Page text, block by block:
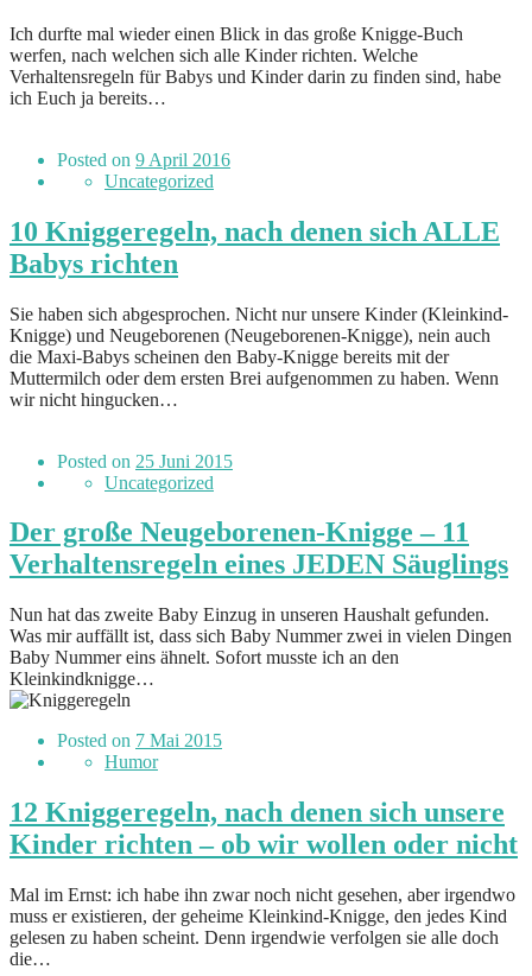
Ich durfte mal wieder einen Blick in das große Knigge-Buch
werfen, nach welchen sich alle Kinder richten. Welche
Verhaltensregeln für Babys und Kinder darin zu finden sind, habe
ich Euch ja bereits…
Posted on 9 April 2016
Uncategorized
10 Kniggeregeln, nach denen sich ALLE
Babys richten
Sie haben sich abgesprochen. Nicht nur unsere Kinder (Kleinkind-
Knigge) und Neugeborenen (Neugeborenen-Knigge), nein auch
die Maxi-Babys scheinen den Baby-Knigge bereits mit der
Muttermilch oder dem ersten Brei aufgenommen zu haben. Wenn
wir nicht hingucken…
Posted on 25 Juni 2015
Uncategorized
Der große Neugeborenen-Knigge – 11
Verhaltensregeln eines JEDEN Säuglings
Nun hat das zweite Baby Einzug in unseren Haushalt gefunden.
Was mir auffällt ist, dass sich Baby Nummer zwei in vielen Dingen
Baby Nummer eins ähnelt. Sofort musste ich an den
Kleinkindknigge…
Posted on 7 Mai 2015
Humor
12 Kniggeregeln, nach denen sich unsere
Kinder richten – ob wir wollen oder nicht
Mal im Ernst: ich habe ihn zwar noch nicht gesehen, aber irgendwo
muss er existieren, der geheime Kleinkind-Knigge, den jedes Kind
gelesen zu haben scheint. Denn irgendwie verfolgen sie alle doch
die…